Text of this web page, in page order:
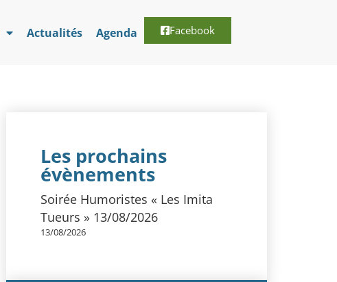
Actualités Agenda Facebook
Les prochains
évènements
Soirée Humoristes « Les Imita
Tueurs » 13/08/2026
13/08/2026